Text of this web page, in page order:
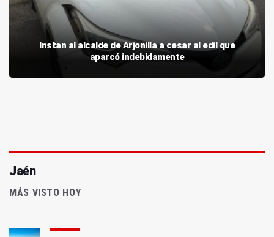
Instan al alcalde de Arjonilla a cesar al edil que
aparcó indebidamente
Jaén
MÁS VISTO HOY